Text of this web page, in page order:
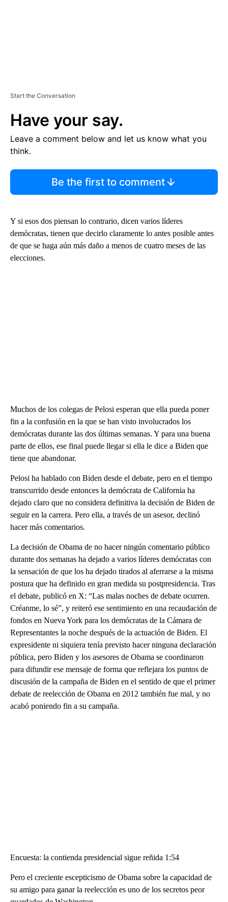
Start the Conversation
Have your say.
Leave a comment below and let us know what you
think.
Be the first to comment
Y si esos dos piensan lo contrario, dicen varios líderes
demócratas, tienen que decirlo claramente lo antes posible antes
de que se haga aún más daño a menos de cuatro meses de las
elecciones.
Muchos de los colegas de Pelosi esperan que ella pueda poner
fin a la confusión en la que se han visto involucrados los
demócratas durante las dos últimas semanas. Y para una buena
parte de ellos, ese final puede llegar si ella le dice a Biden que
tiene que abandonar.
Pelosi ha hablado con Biden desde el debate, pero en el tiempo
transcurrido desde entonces la demócrata de California ha
dejado claro que no considera definitiva la decisión de Biden de
seguir en la carrera. Pero ella, a través de un asesor, declinó
hacer más comentarios.
La decisión de Obama de no hacer ningún comentario público
durante dos semanas ha dejado a varios líderes demócratas con
la sensación de que los ha dejado tirados al aferrarse a la misma
postura que ha definido en gran medida su postpresidencia. Tras
el debate, publicó en X: “Las malas noches de debate ocurren.
Créanme, lo sé”, y reiteró ese sentimiento en una recaudación de
fondos en Nueva York para los demócratas de la Cámara de
Representantes la noche después de la actuación de Biden. El
expresidente ni siquiera tenía previsto hacer ninguna declaración
pública, pero Biden y los asesores de Obama se coordinaron
para difundir ese mensaje de forma que reflejara los puntos de
discusión de la campaña de Biden en el sentido de que el primer
debate de reelección de Obama en 2012 también fue mal, y no
acabó poniendo fin a su campaña.
Encuesta: la contienda presidencial sigue reñida 1:54
Pero el creciente escepticismo de Obama sobre la capacidad de
su amigo para ganar la reelección es uno de los secretos peor